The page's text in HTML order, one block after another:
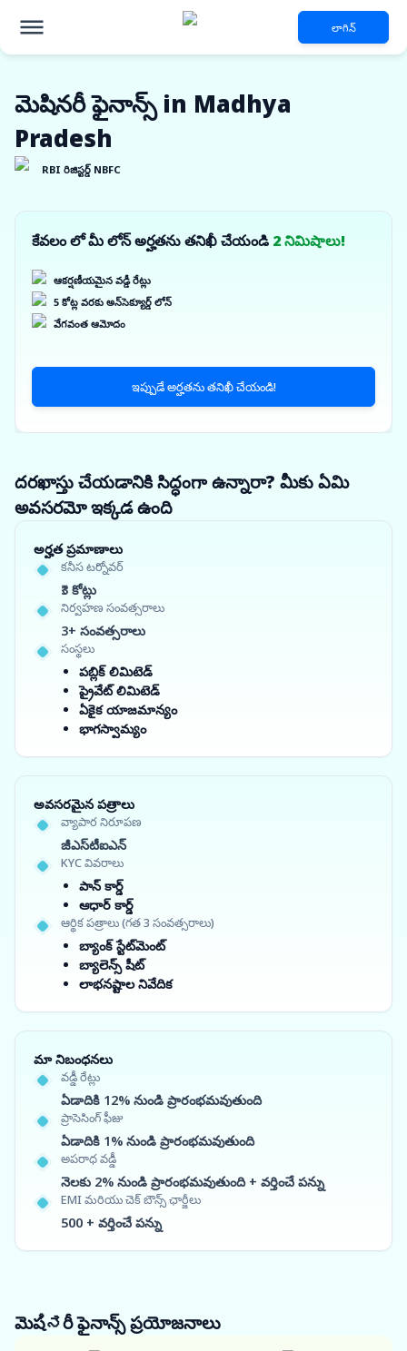
లాగిన్
మెషినరీ ఫైనాన్స్ in Madhya
Pradesh
RBI రిజిస్టర్డ్ NBFC
కేవలం లో మీ లోన్ అర్హతను తనిఖీ చేయండి 2 నిమిషాలు!
ఆకర్షణీయమైన వడ్డీ రేట్లు
5 కోట్ల వరకు అన్‌సెక్యూర్డ్ లోన్
వేగవంత ఆమోదం
ఇప్పుడే అర్హతను తనిఖీ చేయండి!
దరఖాస్తు చేయడానికి సిద్ధంగా ఉన్నారా? మీకు ఏమి
అవసరమో ఇక్కడ ఉంది
అర్హత ప్రమాణాలు
కనీస టర్నోవర్
₹3 కోట్లు
నిర్వహణ సంవత్సరాలు
3+ సంవత్సరాలు
సంస్థలు
పబ్లిక్ లిమిటెడ్
ప్రైవేట్ లిమిటెడ్
ఏకైక యాజమాన్యం
భాగస్వామ్యం
అవసరమైన పత్రాలు
వ్యాపార నిరూపణ
జీఎస్‌టీఐఎన్
KYC వివరాలు
పాన్ కార్డ్
ఆధార్ కార్డ్
ఆర్థిక పత్రాలు (గత 3 సంవత్సరాలు)
బ్యాంక్ స్టేట్‌మెంట్
బ్యాలెన్స్ షీట్
లాభనష్టాల నివేదిక
మా నిబంధనలు
వడ్డీ రేట్లు
ఏడాదికి 12% నుండి ప్రారంభమవుతుంది
ప్రాసెసింగ్ ఫీజు
ఏడాదికి 1% నుండి ప్రారంభమవుతుంది
అపరాధ వడ్డీ
నెలకు 2% నుండి ప్రారంభమవుతుంది + వర్తించే పన్ను
EMI మరియు చెక్ బౌన్స్ ఛార్జీలు
500 + వర్తించే పన్ను
మెషಿನరీ ఫైనాన్స్ప్రయోజనాలు